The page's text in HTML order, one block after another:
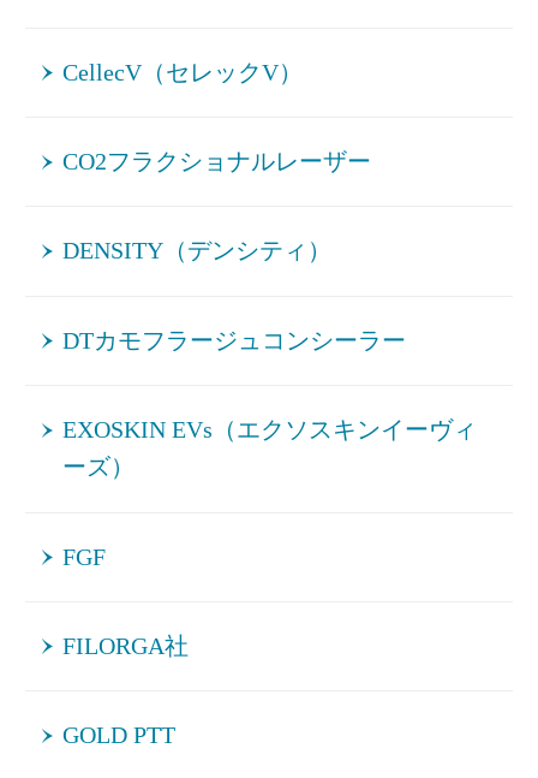
CellecV（セレックV）
CO2フラクショナルレーザー
DENSITY（デンシティ）
DTカモフラージュコンシーラー
EXOSKIN EVs（エクソスキンイーヴィ
ーズ）
FGF
FILORGA社
GOLD PTT